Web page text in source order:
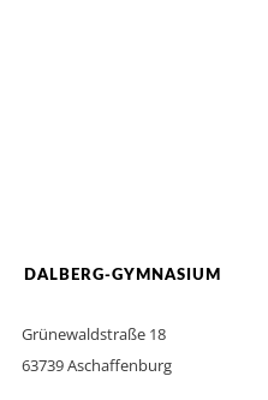
DALBERG-GYMNASIUM
Grünewaldstraße 18
63739 Aschaffenburg